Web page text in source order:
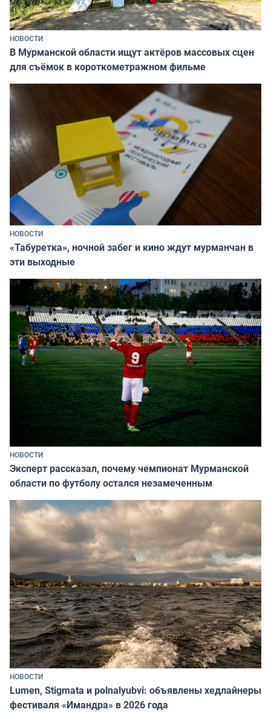
НОВОСТИ
В Мурманской области ищут актёров массовых сцен
для съёмок в короткометражном фильме
НОВОСТИ
«Табуретка», ночной забег и кино ждут мурманчан в
эти выходные
НОВОСТИ
Эксперт рассказал, почему чемпионат Мурманской
области по футболу остался незамеченным
НОВОСТИ
Lumen, Stigmata и polnalyubvi: объявлены хедлайнеры
фестиваля «Имандра» в 2026 года